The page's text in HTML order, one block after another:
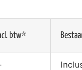
btw*